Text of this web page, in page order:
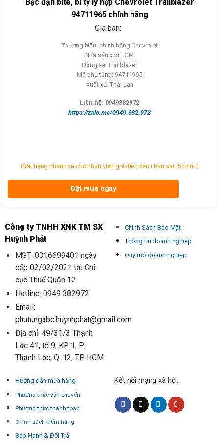
Bạc đạn bite, bi tỳ ly hợp Chevrolet Trailblazer
94711965 chính hãng
Giá bán:
Thương hiệu: chính hãng Chevrolet
Nhà sản xuất: GM
Dòng xe: Trailblazer
Mã phụ tùng: 94711965
Xuất xứ: Thái Lan
Liên hệ: 0949382972
https://zalo.me/0949.382.972
(Đặt hàng nhanh và chờ nhân viên gọi điện xác nhận sau 5 phút!)
Đặt mua ngay
Công ty TNHH XNK TM SX
Huỳnh Phát
MST: 0316699401 ngày
cấp 02/02/2021 tại Chi
cục Thuế Quận 12
Hotline: 0949 382972
Email:
phutungabc.huynhphat@gmail.com
Địa chỉ: 49/31/3 Thạnh
Lộc 41, tổ 9, KP. 1, P.
Thạnh Lộc, Q. 12, TP. HCM
Chính Sách Bảo Mật
Thông tin doanh nghiệp
Quy mô doanh nghiệp
Hướng dẫn mua hàng
Phương thức vận chuyển
Phương thức thanh toán
Chính sách kiểm hàng
Bảo Hành & Đổi Trả
Kết nối mạng xã hội: